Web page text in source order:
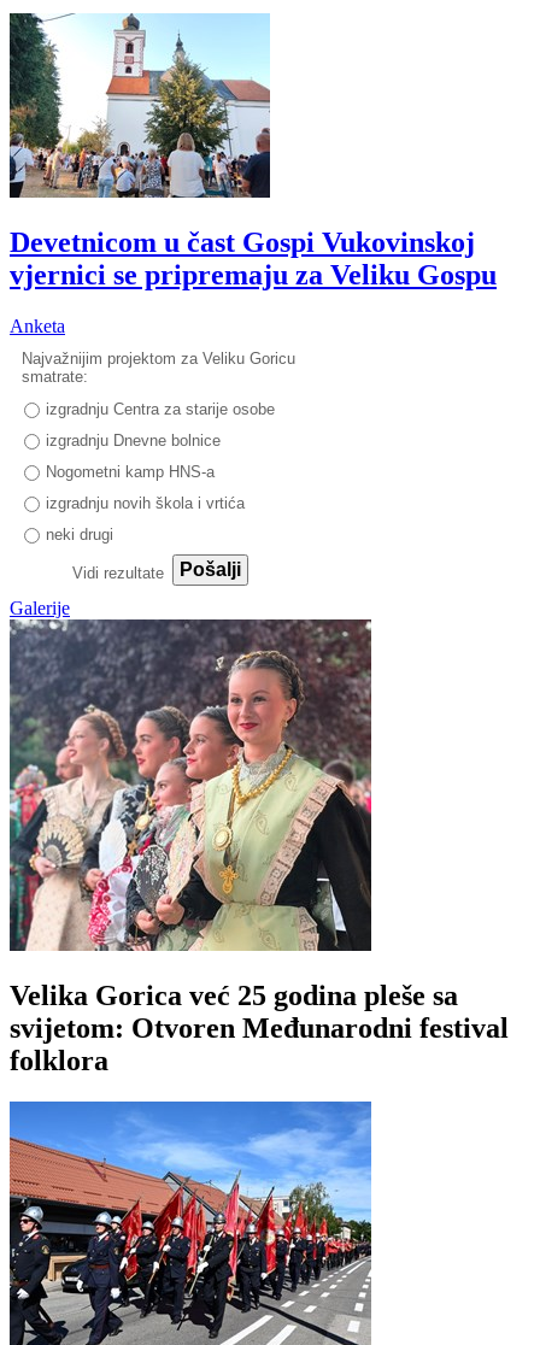
Devetnicom u čast Gospi Vukovinskoj
vjernici se pripremaju za Veliku Gospu
Anketa
Najvažnijim projektom za Veliku Goricu
smatrate:
izgradnju Centra za starije osobe
izgradnju Dnevne bolnice
Nogometni kamp HNS-a
izgradnju novih škola i vrtića
neki drugi
Vidi rezultate
Pošalji
Galerije
Velika Gorica već 25 godina pleše sa
svijetom: Otvoren Međunarodni festival
folklora